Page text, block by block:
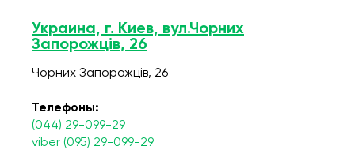
Украина, г. Киев, вул.Чорних
Запорожців, 26
Чорних Запорожців, 26
Телефоны:
(044) 29-099-29
viber (095) 29-099-29